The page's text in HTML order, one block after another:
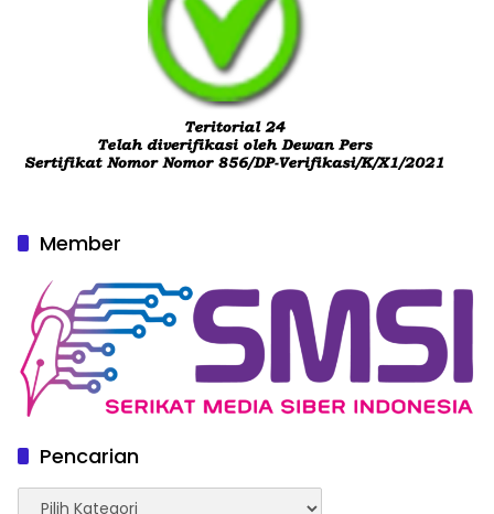
Member
Pencarian
Pencarian